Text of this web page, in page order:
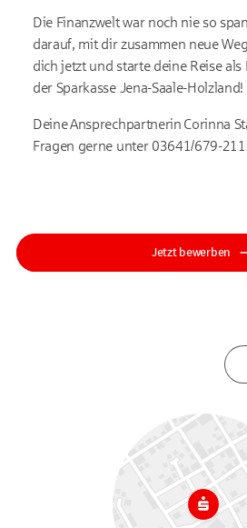
Die Finanzwelt war noch nie so
darauf, mit dir zusammen neue
dich jetzt und starte deine Reise
der Sparkasse Jena-Saale-Holzland!
Deine Ansprechpartnerin Corinna
Fragen gerne unter 03641/679-
Jetzt bewerben